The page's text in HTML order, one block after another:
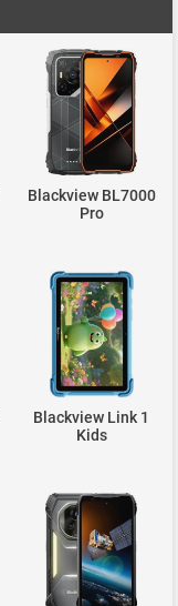
Blackview BL7000
Pro
Blackview Link 1
Kids